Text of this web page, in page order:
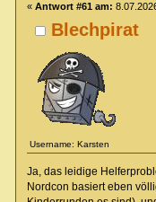
Blechpirat
Username: Karsten
« Antwort #61 am:
Ja, das leidige
Nordcon basiert eben